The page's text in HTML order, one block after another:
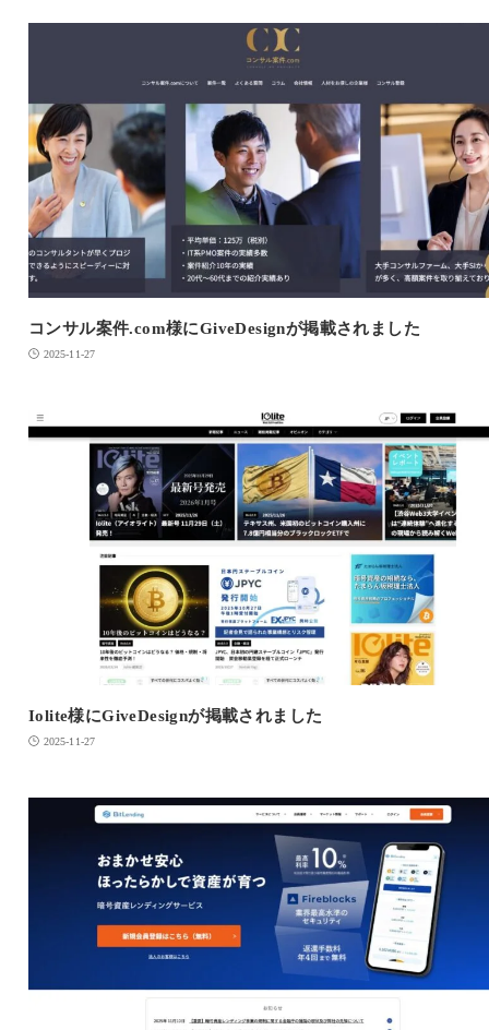
コンサル案件.com様にGiveDesignが掲載されました
2025-11-27
Iolite様にGiveDesignが掲載されました
2025-11-27